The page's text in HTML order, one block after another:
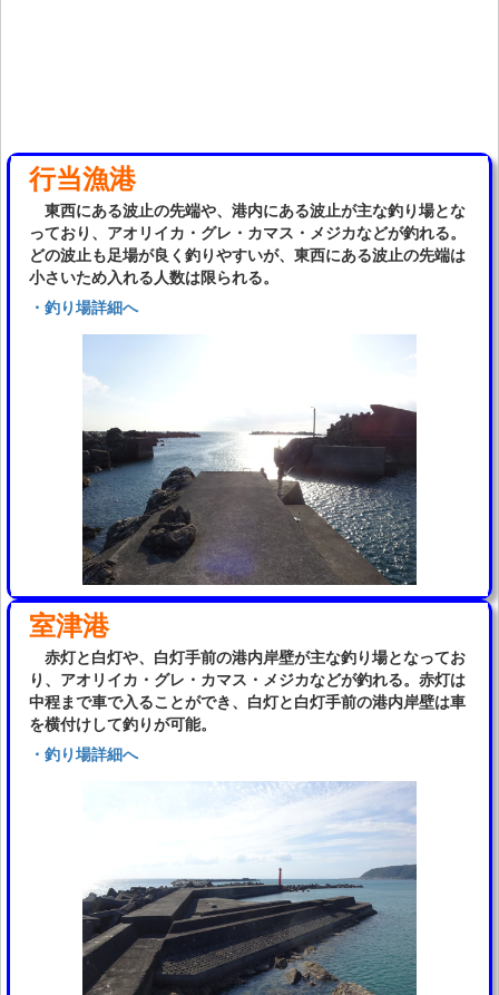
行当漁港
東西にある波止の先端や、港内にある波止が主な釣り場とな
っており、アオリイカ・グレ・カマス・メジカなどが釣れる。
どの波止も足場が良く釣りやすいが、東西にある波止の先端は
小さいため入れる人数は限られる。
・釣り場詳細へ
室津港
赤灯と白灯や、白灯手前の港内岸壁が主な釣り場となってお
り、アオリイカ・グレ・カマス・メジカなどが釣れる。赤灯は
中程まで車で入ることができ、白灯と白灯手前の港内岸壁は車
を横付けして釣りが可能。
・釣り場詳細へ